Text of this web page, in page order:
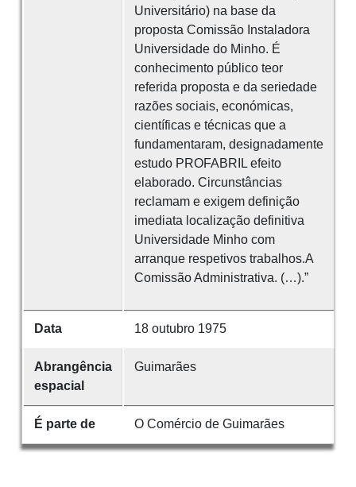
Universitário) na base da
proposta Comissão Instaladora
Universidade do Minho. É
conhecimento público teor
referida proposta e da seriedade
razões sociais, económicas,
científicas e técnicas que a
fundamentaram, designadamente
estudo PROFABRIL efeito
elaborado. Circunstâncias
reclamam e exigem definição
imediata localização definitiva
Universidade Minho com
arranque respetivos trabalhos.A
Comissão Administrativa. (…).”
Data 18 outubro 1975
Abrangência
espacial
Guimarães
É parte de O Comércio de Guimarães